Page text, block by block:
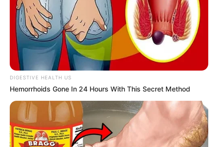
DIGESTIVE HEALTH US
Hemorrhoids Gone In 24 Hours With This Secret Method